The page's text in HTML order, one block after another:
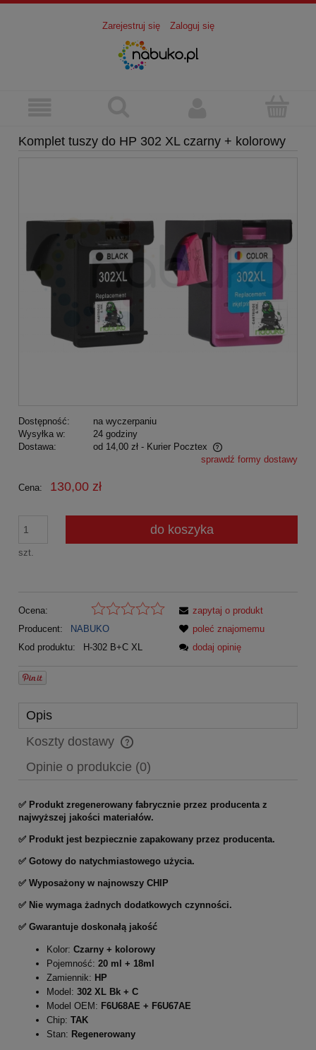
Zarejestruj się Zaloguj się
Komplet tuszy do HP 302 XL czarny + kolorowy
Dostępność:
na wyczerpaniu
Wysyłka w:
24 godziny
Dostawa:
od 14,00 zł - Kurier Pocztex
Cena nie zawiera ewentualnych kosztów płatnościsprawdź formy dostawy
Cena: 130,00 zł
szt.
do koszyka
Ocena:
Producent:
NABUKO
Kod produktu:
H-302 B+C XL
zapytaj o produkt
poleć znajomemu
dodaj opinię
Opis
Koszty dostawy
Cena nie zawiera ewentualnych kosztów płatności
Opinie o produkcie (0)
✅ Produkt zregenerowany fabrycznie przez producenta z
najwyższej jakości materiałów.
✅ Produkt jest bezpiecznie zapakowany przez producenta.
✅ Gotowy do natychmiastowego użycia.
✅ Wyposażony w najnowszy CHIP
✅ Nie wymaga żadnych dodatkowych czynności.
✅ Gwarantuje doskonałą jakość
Kolor: Czarny + kolorowy
Pojemność: 20 ml + 18ml
Zamiennik: HP
Model: 302 XL Bk + C
Model OEM: F6U68AE + F6U67AE
Chip: TAK
Stan: Regenerowany